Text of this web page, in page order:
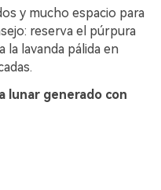
y mucho espacio para
reserva el púrpura
lavanda pálida en
lunar generado con